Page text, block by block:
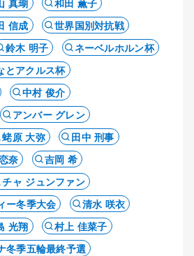
信成
世界国別対抗戦
鈴木 明子
ネーベルホルン杯
とアクルス杯
中村 俊介
アンバー グレン
蛯原 大弥
田中 刑事
奈
吉岡 希
チャ ジュンファン
ー冬季大会
清水 咲衣
光翔
村上 佳菜子
冬季五輪最終予選